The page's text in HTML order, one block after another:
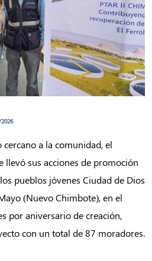
a la comunidad, el
llevó sus acciones de promoción
pueblos jóvenes Ciudad de Dios
(Nuevo Chimbote), en el
por aniversario de creación,
con un total de 87 moradores.